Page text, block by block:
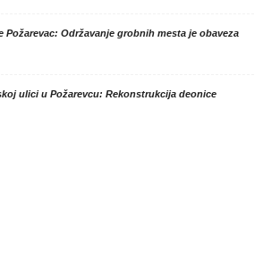
Požarevac: Održavanje grobnih mesta je obaveza
ulici u Požarevcu: Rekonstrukcija deonice